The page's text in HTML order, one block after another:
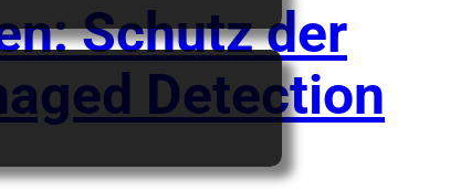
Schutz der
Detection